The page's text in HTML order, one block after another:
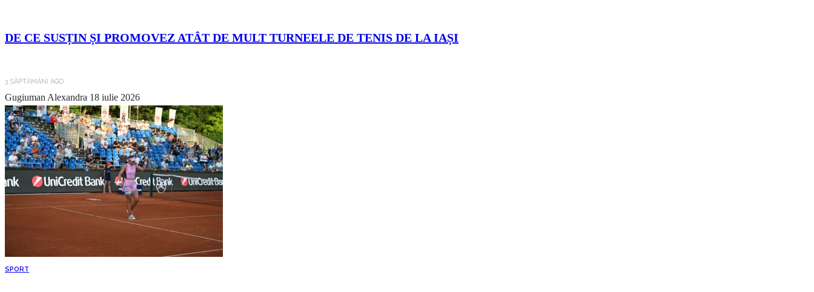
DE CE SUSȚIN ȘI PROMOVEZ ATÂT DE MULT TURNEELE DE TENIS DE LA IAȘI
3 SĂPTĂMÂNI AGO
Gugiuman Alexandra 18 iulie 2026
SPORT